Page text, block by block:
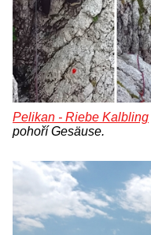
Pelikan - Riebe Kalbling
pohoří Gesäuse.